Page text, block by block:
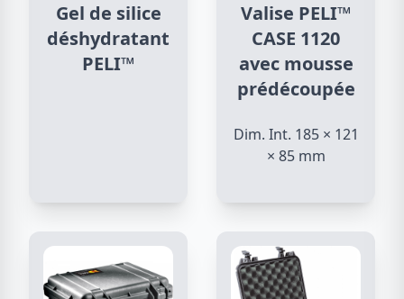
Gel de silice
déshydratant
PELI™
Valise PELI™
CASE 1120
avec mousse
prédécoupée
Dim. Int. 185 × 121
× 85 mm